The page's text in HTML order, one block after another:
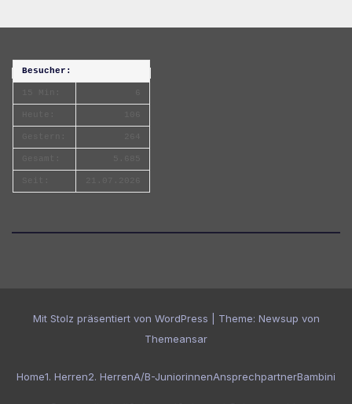
Besucher:
Mit Stolz präsentiert von WordPress Theme: Newsup von
Themeansar
Home1. Herren2. HerrenA/B-JuniorinnenAnsprechpartnerBambini